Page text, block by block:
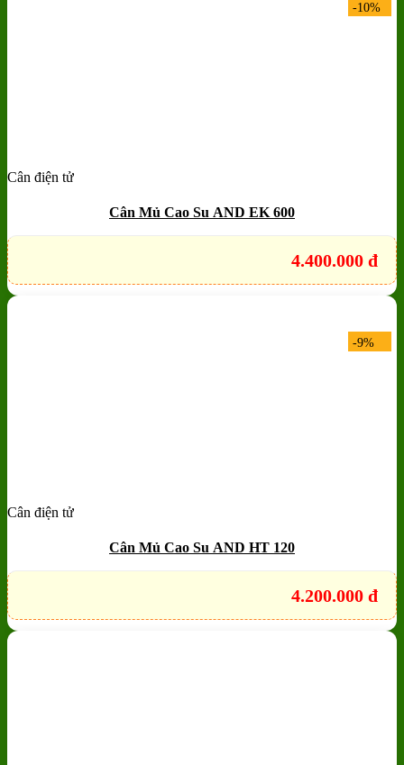
-10%
Add to wishlist
Cân điện tử
Cân Mủ Cao Su AND EK 600
4.400.000 đ
-9%
Add to wishlist
Cân điện tử
Cân Mủ Cao Su AND HT 120
4.200.000 đ